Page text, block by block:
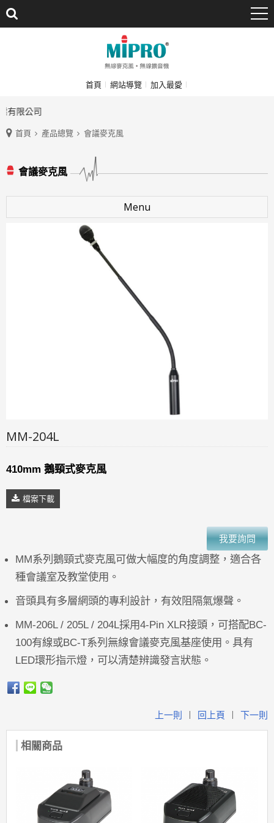
首頁 網站導覽 加入最愛
限公司
首頁 產品總覽 會議麥克風
會議麥克風
Menu
MM-204L
410mm 鵝頸式麥克風
檔案下載
我要詢問
MM系列鵝頸式麥克風可做大幅度的角度調整，適合各
種會議室及教堂使用。
音頭具有多層網頭的專利設計，有效阻隔氣爆聲。
MM-206L / 205L / 204L採用4-Pin XLR接頭，可搭配BC-
100有線或BC-T系列無線會議麥克風基座使用。具有
LED環形指示燈，可以清楚辨識發言狀態。
上一則 | 回上頁 | 下一則
相關商品